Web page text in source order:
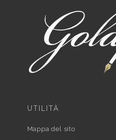
UTILITÀ
Mappa del sito